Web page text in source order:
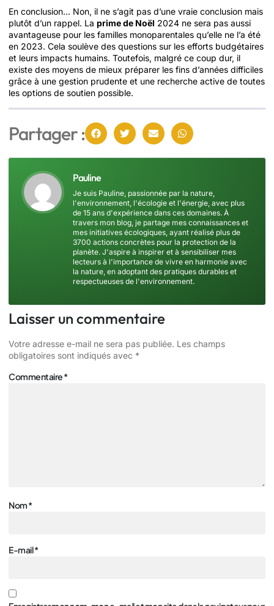
En conclusion… Non, il ne s’agit pas d’une vraie conclusion mais
plutôt d’un rappel. La prime de Noël 2024 ne sera pas aussi
avantageuse pour les familles monoparentales qu’elle ne l’a été
en 2023. Cela soulève des questions sur les efforts budgétaires
et leurs impacts humains. Toutefois, malgré ce coup dur, il
existe des moyens de mieux préparer les fins d’années difficiles
grâce à une gestion prudente et une recherche active de toutes
les options de soutien possible.
Partager :
Pauline
Je suis Pauline, passionnée par la nature,
l'environnement, l'écologie et l'énergie, avec plus
de 15 ans d'expérience dans ces domaines. À
travers mon blog, je partage mes connaissances et
mes initiatives écologiques, ayant réalisé plus de
3700 actions concrètes pour la protection de la
planète. J'aspire à inspirer et à sensibiliser mes
lecteurs à l'importance de vivre en harmonie avec
la nature, en adoptant des pratiques durables et
respectueuses de l'environnement.
Laisser un commentaire
Votre adresse e-mail ne sera pas publiée. Les champs
obligatoires sont indiqués avec *
Commentaire*
Nom*
E-mail*